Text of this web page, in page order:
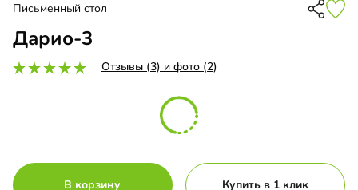
Письменный стол
Дарио-3
Отзывы (3) и фото (2)
В корзину Купить в 1 клик